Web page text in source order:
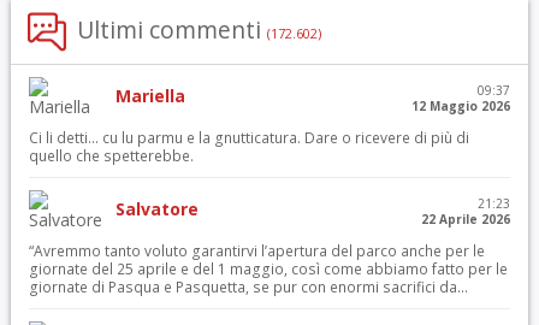
Ultimi commenti (172.602)
Mariella
09:37
12 Maggio 2026
Ci li detti… cu lu parmu e la gnutticatura. Dare o ricevere di più di
quello che spetterebbe.
Salvatore
21:23
22 Aprile 2026
“Avremmo tanto voluto garantirvi l’apertura del parco anche per le
giornate del 25 aprile e del 1 maggio, così come abbiamo fatto per le
giornate di Pasqua e Pasquetta, se pur con enormi sacrifici da...